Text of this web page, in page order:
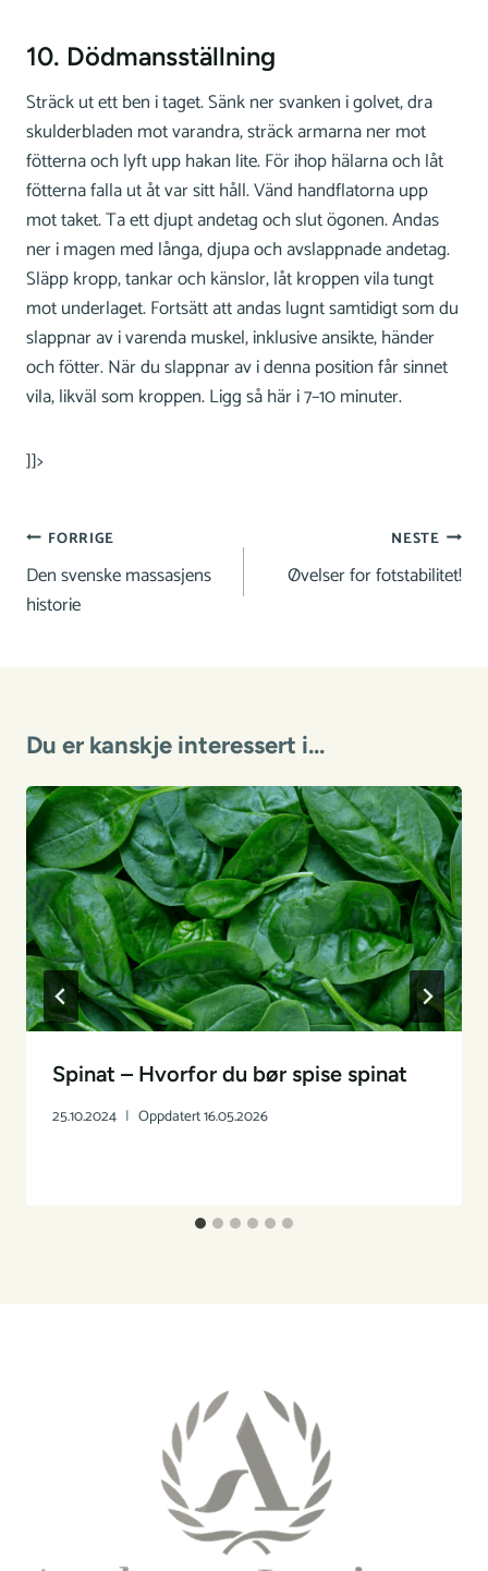
10. Dödmansställning
Sträck ut ett ben i taget. Sänk ner svanken i golvet, dra
skulderbladen mot varandra, sträck armarna ner mot
fötterna och lyft upp hakan lite. För ihop hälarna och låt
fötterna falla ut åt var sitt håll. Vänd handflatorna upp
mot taket. Ta ett djupt andetag och slut ögonen. Andas
ner i magen med långa, djupa och avslappnade andetag.
Släpp kropp, tankar och känslor, låt kroppen vila tungt
mot underlaget. Fortsätt att andas lugnt samtidigt som du
slappnar av i varenda muskel, inklusive ansikte, händer
och fötter. När du slappnar av i denna position får sinnet
vila, likväl som kroppen. Ligg så här i 7–10 minuter.
]]>
Innleggsnavigasjon
FORRIGE
Den svenske massasjens
historie
NESTE
Øvelser for fotstabilitet!
Du er kanskje interessert i...
Spinat – Hvorfor du bør spise spinat
25.10.2024 Oppdatert16.05.2026